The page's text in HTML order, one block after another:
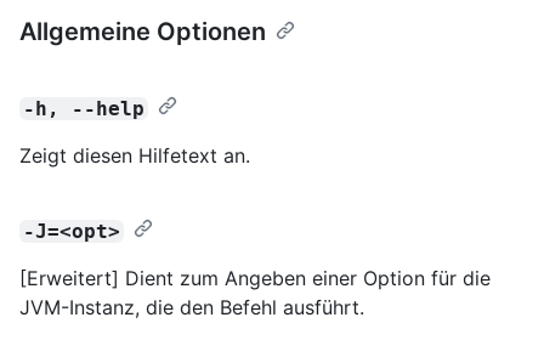
Allgemeine Optionen
-h, --help
Zeigt diesen Hilfetext an.
-J=<opt>
[Erweitert] Dient zum Angeben einer Option für die
JVM-Instanz, die den Befehl ausführt.